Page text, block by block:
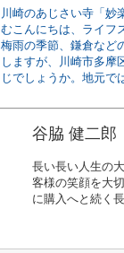
川崎のあじさい寺「妙
むこんにちは、ライフ
梅雨の季節、鎌倉など
しますが、川崎市多摩
じでしょうか。地元で
谷脇 健二郎
長い長い人生の
客様の笑顔を大
に購入へと続く